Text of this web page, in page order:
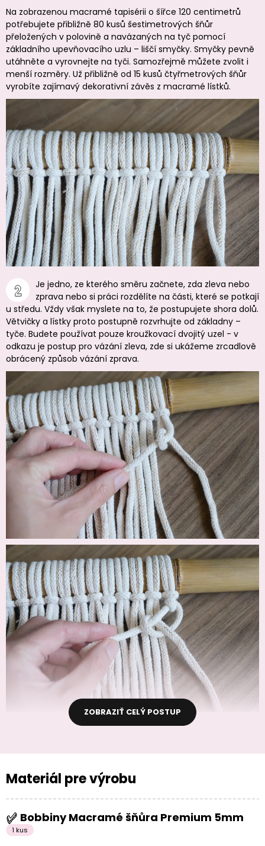
Na zobrazenou macramé tapisérii o šířce 120 centimetrů
potřebujete přibližně 80 kusů šestimetrových šňůr
přeložených v polovině a navázaných na tyč pomocí
základního upevňovacího uzlu – liščí smyčky. Smyčky pevně
utáhněte a vyrovnejte na tyči. Samozřejmě můžete zvolit i
menší rozměry. Už přibližně od 15 kusů čtyřmetrových šňůr
vyrobíte zajímavý dekorativní závěs z macramé lístků.
Je jedno, ze kterého směru začnete, zda zleva nebo
zprava nebo si práci rozdělíte na části, které se potkají
u středu. Vždy však myslete na to, že postupujete shora dolů.
Větvičky a lístky proto postupně rozvrhujte od základny –
tyče. Budete používat pouze kroužkovací dvojitý uzel - v
odkazu je postup pro vázání zleva, zde si ukážeme zrcadlově
obrácený způsob vázání zprava.
ZOBRAZIŤ CELÝ POSTUP
Materiál pre výrobu
Bobbiny Macramé šňůra Premium 5mm
1 kus